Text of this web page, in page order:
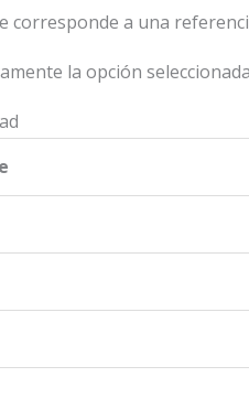
corresponde a una
la opción